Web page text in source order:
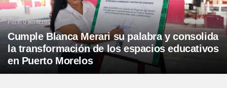
PUERTO MORELOS
Cumple Blanca Merari su palabra y consolida
la transformación de los espacios educativos
en Puerto Morelos